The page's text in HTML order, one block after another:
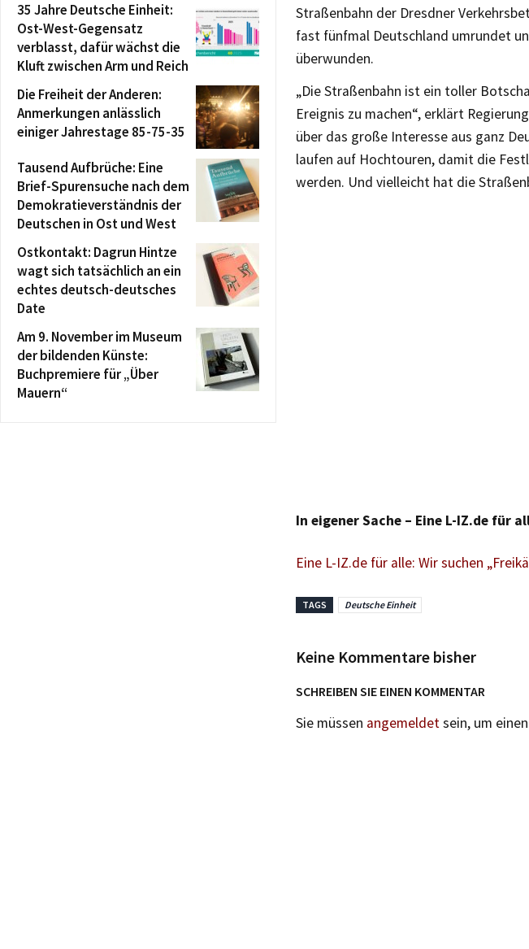
Straßenbahn der Dresdner
fast fünfmal Deutschland umrundet
überwunden.
„Die Straßenbahn ist ein toller
Ereignis zu machen“, erklärt
über das große Interesse aus ganz
laufen auf Hochtouren, damit die
werden. Und vielleicht hat die
In eigener Sache – Eine L-IZ.de für
Eine L-IZ.de für alle: Wir suchen
TAGS Deutsche Einheit
Keine Kommentare bisher
SCHREIBEN SIE EINEN KOMMENTAR
Sie müssen angemeldetsein, um
35 Jahre Deutsche Einheit:
Ost-West-Gegensatz
verblasst, dafür wächst die
Kluft zwischen Arm und Reich
Die Freiheit der Anderen:
Anmerkungen anlässlich
einiger Jahrestage 85-75-35
Tausend Aufbrüche: Eine
Brief-Spurensuche nach dem
Demokratieverständnis der
Deutschen in Ost und West
Ostkontakt: Dagrun Hintze
wagt sich tatsächlich an ein
echtes deutsch-deutsches
Date
Am 9. November im Museum
der bildenden Künste:
Buchpremiere für „Über
Mauern“